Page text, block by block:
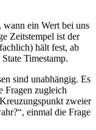
wann ein Wert bei uns
Zeitstempel ist der
hält fest, ab
Timestamp.
sind unabhängig. Es
Fragen zugleich
zweier
einmal die Frage